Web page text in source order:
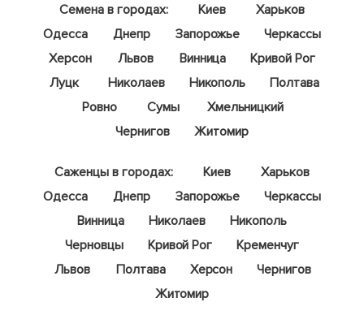
Семена в городах:
Киев
Харьков
Одесса
Днепр Запорожье
Черкассы
Херсон
Львов Винница
Кривой Рог
Луцк
Николаев Никополь
Полтава
Ровно
Сумы
Хмельницкий
Чернигов
Житомир
Саженцы в городах: Киев
Харьков
Одесса
Днепр Запорожье
Черкассы
Винница
Николаев
Никополь
Черновцы
Кривой Рог
Кременчуг
Львов
Полтава Херсон
Чернигов
Житомир